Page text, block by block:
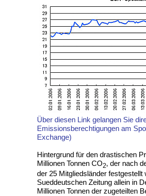
Über diesen Link gelangen Sie
Emissionsberechtigungen am
Exchange)
Hintergrund für den drastischen
Millionen Tonnen CO2, der nach
der 25 Mitgliedsländer festgestellt
Sueddeutschen Zeitung allein in
Millionen Tonnen der zugeteilten